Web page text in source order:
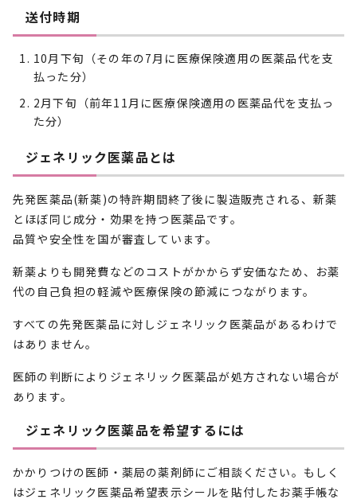
送付時期
10月下旬（その年の7月に医療保険適用の医薬品代を支
払った分）
2月下旬（前年11月に医療保険適用の医薬品代を支払っ
た分）
ジェネリック医薬品とは
先発医薬品(新薬)の特許期間終了後に製造販売される、新薬
とほぼ同じ成分・効果を持つ医薬品です。
品質や安全性を国が審査しています。
新薬よりも開発費などのコストがかからず安価なため、お薬
代の自己負担の軽減や医療保険の節減につながります。
すべての先発医薬品に対しジェネリック医薬品があるわけで
はありません。
医師の判断によりジェネリック医薬品が処方されない場合が
あります。
ジェネリック医薬品を希望するには
かかりつけの医師・薬局の薬剤師にご相談ください。もしく
はジェネリック医薬品希望表示シールを貼付したお薬手帳な